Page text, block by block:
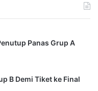
Panas Grup A
B Demi Tiket ke Final